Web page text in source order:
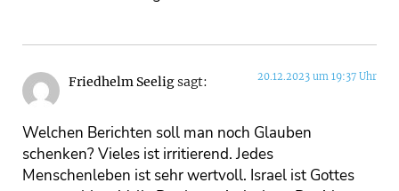
Friedhelm Seeligsagt: 20.12.2023 um 19:37 Uhr
Welchen Berichten soll man noch Glauben
schenken? Vieles ist irritierend. Jedes
Menschenleben ist sehr wertvoll. Israel ist Gottes